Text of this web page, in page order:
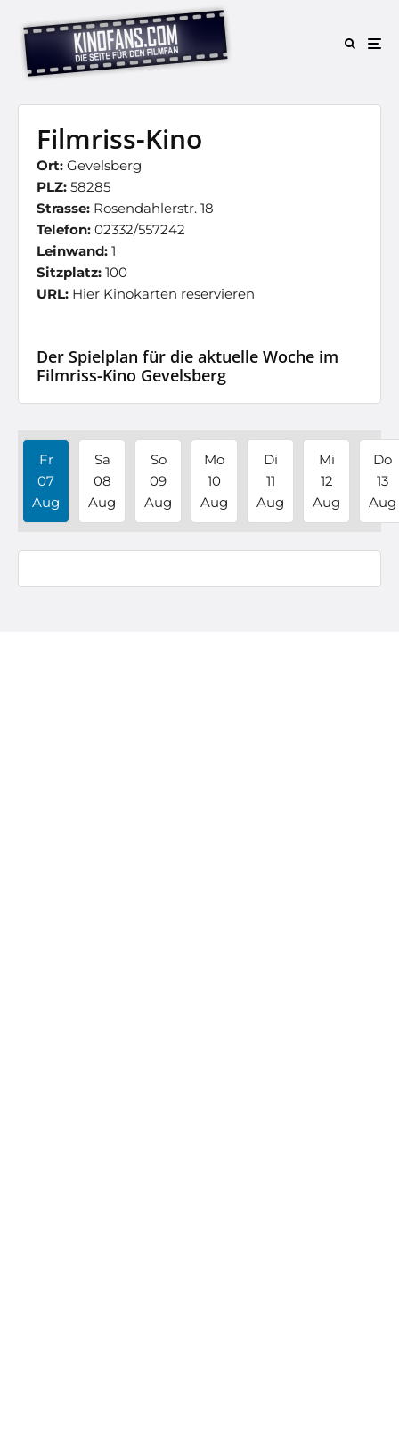
Filmriss-Kino
Ort: Gevelsberg
PLZ: 58285
Strasse: Rosendahlerstr. 18
Telefon: 02332/557242
Leinwand: 1
Sitzplatz: 100
URL: Hier Kinokarten reservieren
Der Spielplan für die aktuelle Woche im
Filmriss-Kino Gevelsberg
Fr
07
Aug
Sa
08
Aug
So
09
Aug
Mo
10
Aug
Di
11
Aug
Mi
12
Aug
Do
13
Aug